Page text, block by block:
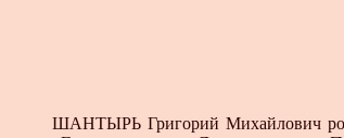
ШАНТЫРЬ Григорий Михайлович